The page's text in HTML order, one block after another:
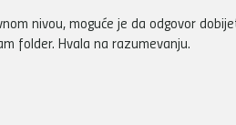
nivou, moguće je da odgovor
folder. Hvala na razumevanju.